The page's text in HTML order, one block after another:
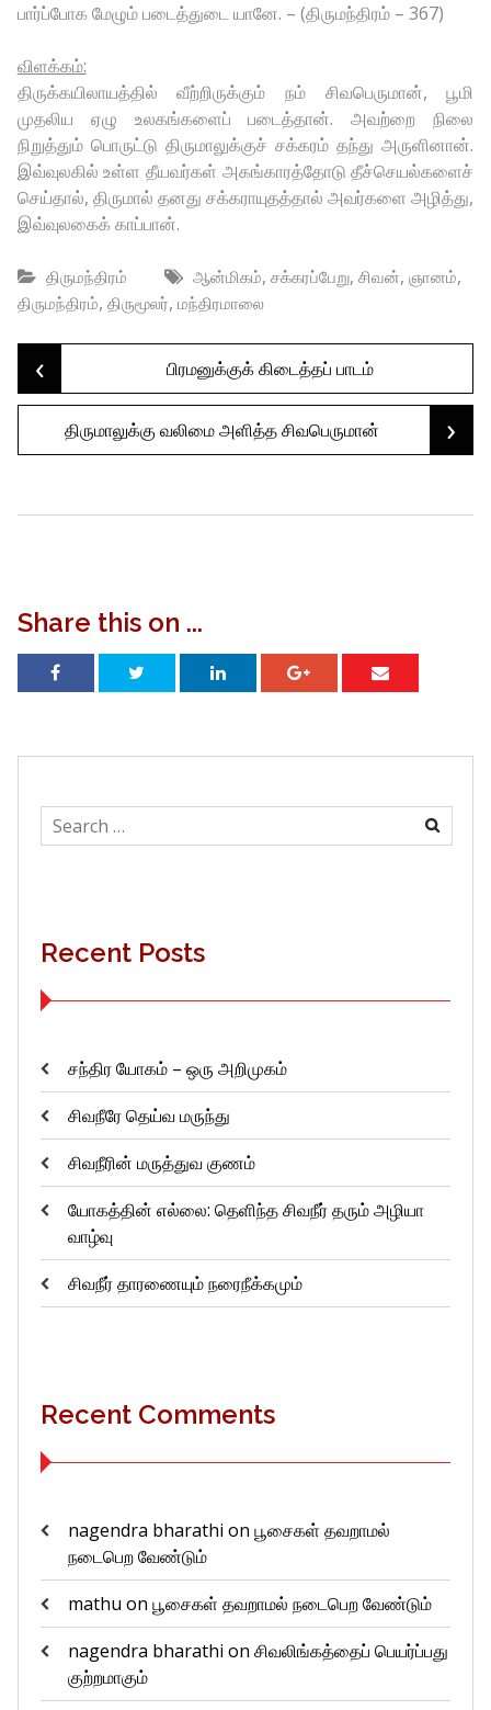
பார்ப்போக மேழும் படைத்துடை யானே. – (திருமந்திரம் – 367)
விளக்கம்:
திருக்கயிலாயத்தில் வீற்றிருக்கும் நம் சிவபெருமான், பூமி
முதலிய ஏழு உலகங்களைப் படைத்தான். அவற்றை நிலை
நிறுத்தும் பொருட்டு திருமாலுக்குச் சக்கரம் தந்து அருளினான்.
இவ்வுலகில் உள்ள தீயவர்கள் அகங்காரத்தோடு தீச்செயல்களைச்
செய்தால், திருமால் தனது சக்கராயுதத்தால் அவர்களை அழித்து,
இவ்வுலகைக் காப்பான்.
திருமந்திரம் ஆன்மிகம், சக்கரப்பேறு, சிவன், ஞானம்,
திருமந்திரம், திருமூலர், மந்திரமாலை
Post
navigation
‹ பிரமனுக்குக் கிடைத்தப் பாடம்
திருமாலுக்கு வலிமை அளித்த சிவபெருமான் ›
Share this on ...
Search
for:
Recent Posts
சந்திர யோகம் – ஒரு அறிமுகம்
சிவநீரே தெய்வ மருந்து
சிவநீரின் மருத்துவ குணம்
யோகத்தின் எல்லை: தெளிந்த சிவநீர் தரும் அழியா
வாழ்வு
சிவநீர் தாரணையும் நரைநீக்கமும்
Recent Comments
nagendra bharathi on பூசைகள் தவறாமல்
நடைபெற வேண்டும்
mathu on பூசைகள் தவறாமல் நடைபெற வேண்டும்
nagendra bharathi on சிவலிங்கத்தைப் பெயர்ப்பது
குற்றமாகும்